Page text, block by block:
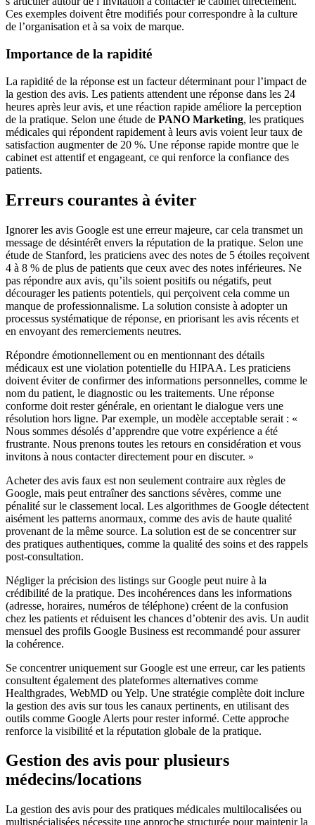
Ces exemples doivent être modifiés pour correspondre à la culture
de l’organisation et à sa voix de marque.
Importance de la rapidité
La rapidité de la réponse est un facteur déterminant pour l’impact de
la gestion des avis. Les patients attendent une réponse dans les 24
heures après leur avis, et une réaction rapide améliore la perception
de la pratique. Selon une étude de PANO Marketing, les pratiques
médicales qui répondent rapidement à leurs avis voient leur taux de
satisfaction augmenter de 20 %. Une réponse rapide montre que le
cabinet est attentif et engageant, ce qui renforce la confiance des
patients.
Erreurs courantes à éviter
Ignorer les avis Google est une erreur majeure, car cela transmet un
message de désintérêt envers la réputation de la pratique. Selon une
étude de Stanford, les praticiens avec des notes de 5 étoiles reçoivent
4 à 8 % de plus de patients que ceux avec des notes inférieures. Ne
pas répondre aux avis, qu’ils soient positifs ou négatifs, peut
décourager les patients potentiels, qui perçoivent cela comme un
manque de professionnalisme. La solution consiste à adopter un
processus systématique de réponse, en priorisant les avis récents et
en envoyant des remerciements neutres.
Répondre émotionnellement ou en mentionnant des détails
médicaux est une violation potentielle du HIPAA. Les praticiens
doivent éviter de confirmer des informations personnelles, comme le
nom du patient, le diagnostic ou les traitements. Une réponse
conforme doit rester générale, en orientant le dialogue vers une
résolution hors ligne. Par exemple, un modèle acceptable serait : «
Nous sommes désolés d’apprendre que votre expérience a été
frustrante. Nous prenons toutes les retours en considération et vous
invitons à nous contacter directement pour en discuter. »
Acheter des avis faux est non seulement contraire aux règles de
Google, mais peut entraîner des sanctions sévères, comme une
pénalité sur le classement local. Les algorithmes de Google détectent
aisément les patterns anormaux, comme des avis de haute qualité
provenant de la même source. La solution est de se concentrer sur
des pratiques authentiques, comme la qualité des soins et des rappels
post-consultation.
Négliger la précision des listings sur Google peut nuire à la
crédibilité de la pratique. Des incohérences dans les informations
(adresse, horaires, numéros de téléphone) créent de la confusion
chez les patients et réduisent les chances d’obtenir des avis. Un audit
mensuel des profils Google Business est recommandé pour assurer
la cohérence.
Se concentrer uniquement sur Google est une erreur, car les patients
consultent également des plateformes alternatives comme
Healthgrades, WebMD ou Yelp. Une stratégie complète doit inclure
la gestion des avis sur tous les canaux pertinents, en utilisant des
outils comme Google Alerts pour rester informé. Cette approche
renforce la visibilité et la réputation globale de la pratique.
Gestion des avis pour plusieurs
médecins/locations
La gestion des avis pour des pratiques médicales multilocalisées ou
multispécialisées nécessite une approche structurée pour maintenir la